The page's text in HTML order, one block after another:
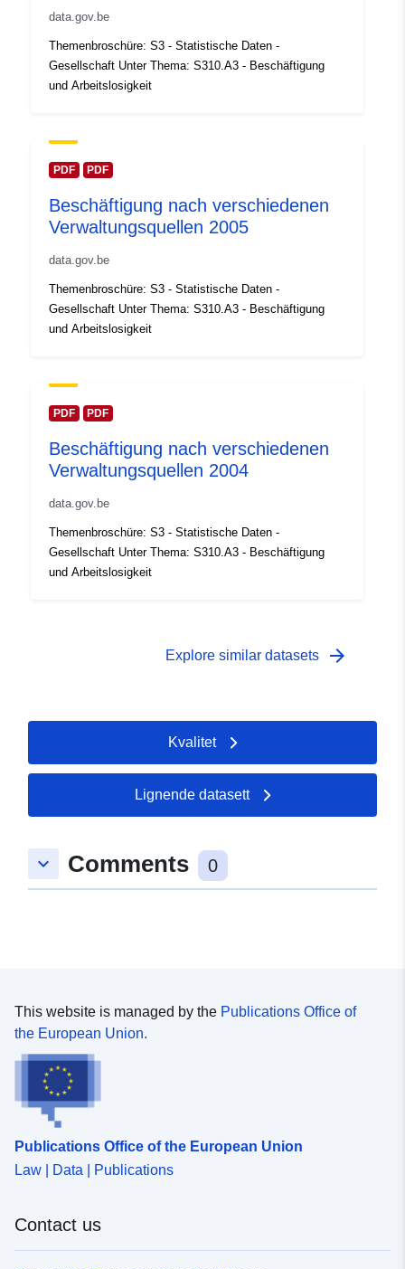
Katalogopptak:
Type: Polygon
Identifikatorer:
uriRef:
http://data.europa.eu/88u/dataset/
coverage:
31 December 2002
data.gov.be
Themenbroschüre: S3 - Statistische Daten -
Gesellschaft Unter Thema: S310.A3 - Beschäftigung
und Arbeitslosigkeit
PDF PDF
Beschäftigung nach verschiedenen
Verwaltungsquellen 2005
data.gov.be
Themenbroschüre: S3 - Statistische Daten -
Gesellschaft Unter Thema: S310.A3 - Beschäftigung
und Arbeitslosigkeit
PDF PDF
Beschäftigung nach verschiedenen
Verwaltungsquellen 2004
data.gov.be
Themenbroschüre: S3 - Statistische Daten -
Gesellschaft Unter Thema: S310.A3 - Beschäftigung
und Arbeitslosigkeit
Explore similar datasets arrow_forward
Kvalitet
Lignende datasett
keyboard_arrow_down Comments 0
This website is managed by the Publications Office of
the European Union.
Publications Office of the European Union
Law | Data | Publications
Contact us